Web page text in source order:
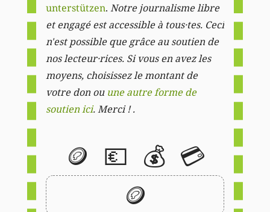
unterstützen. Notre journalisme libre
et engagé est accessible à tous·tes. Ceci
n'est possible que grâce au soutien de
nos lecteur·rices. Si vous en avez les
moyens, choisissez le montant de
votre don ou une autre forme de
soutien ici. Merci ! .
🪙 💶 💰 💳
🪙